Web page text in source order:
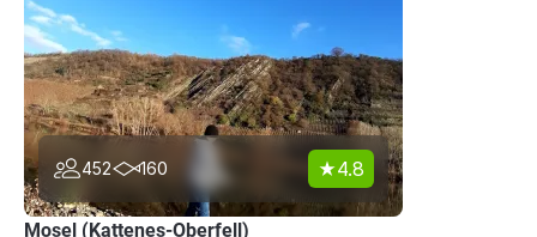
452 160 4.8
Mosel (Kattenes-Oberfell)